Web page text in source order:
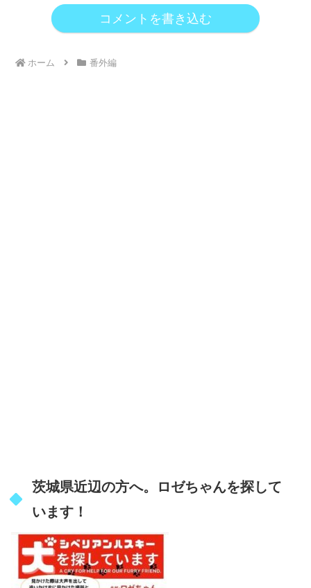
コメントを書き込む
ホーム 番外編
茨城県近辺の方へ。ロゼちゃんを探して
います！